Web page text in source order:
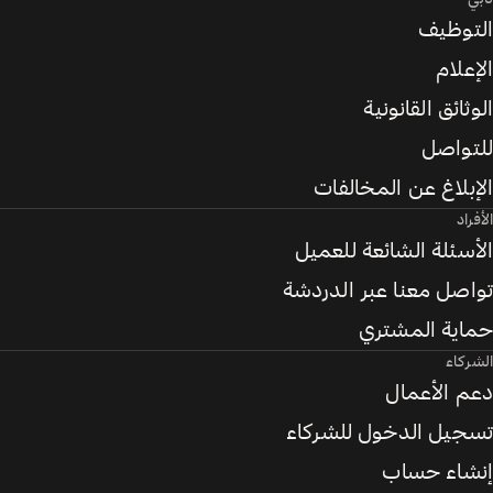
التوظيف
الإعلام
الوثائق القانونية
للتواصل
الإبلاغ عن المخالفات
الأفراد
الأسئلة الشائعة للعميل
تواصل معنا عبر الدردشة
حماية المشتري
الشركاء
دعم الأعمال
تسجيل الدخول للشركاء
إنشاء حساب